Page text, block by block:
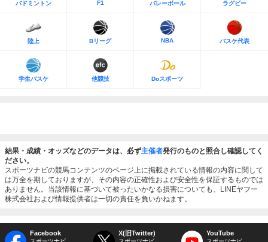
バドミントン F1 バレーボール ラグビー
陸上 Bリーグ NBA バスケ代表
学生バスケ 他競技 Doスポーツ
結果・成績・オッズなどのデータは、必ず主催者発行のものと照合し確認してく
ださい。
スポーツナビの競馬コンテンツのページ上に掲載されている情報の内容に関して
は万全を期しておりますが、その内容の正確性および安全性を保証するものでは
ありません。当該情報に基づいて被ったいかなる損害についても、LINEヤフー
株式会社および情報提供者は一切の責任を負いかねます。
Facebook X(旧Twitter) YouTube